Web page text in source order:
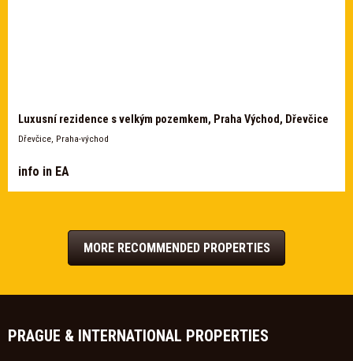
Luxusní rezidence s velkým pozemkem, Praha Východ, Dřevčice
Dřevčice, Praha-východ
info in EA
MORE RECOMMENDED PROPERTIES
PRAGUE & INTERNATIONAL PROPERTIES